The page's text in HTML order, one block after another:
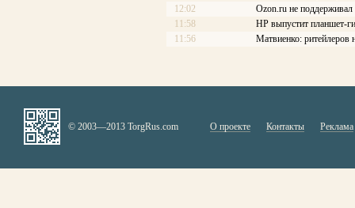
12:02
Ozon.ru не поддерживал
11:58
HP выпустит планшет-
11:56
Матвиенко: ритейлеров
© 2003—2013 TorgRus.com О проекте Контакты Реклама